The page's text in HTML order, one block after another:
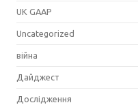
UK GAAP
Uncategorized
війна
Дайджест
Дослідження